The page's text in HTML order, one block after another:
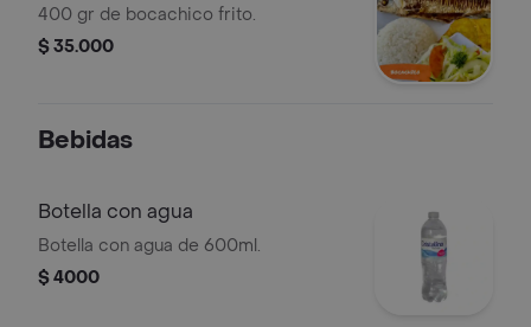
400 gr de bocachico frito.
$ 35.000
Bebidas
Botella con agua
Botella con agua de 600ml.
$ 4000